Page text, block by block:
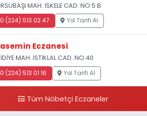
MAH. İSKELE CAD. NO:5 B
0 (224) 513 02 47 Yol Tarifi Al
Eczanesi
MAH. İSTİKLAL CAD. NO:40
0 (224) 513 01 16 Yol Tarifi Al
Tüm Nöbetçi Eczaneler